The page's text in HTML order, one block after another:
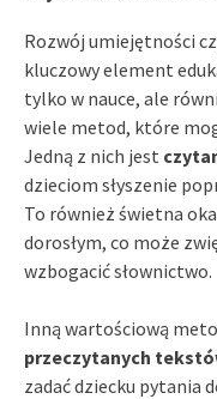
Rozwój umiejętności
kluczowy element
tylko w nauce, ale
wiele metod, które
Jedną z nich jest
dzieciom słyszenie
To również świetna
dorosłym, co może
wzbogacić słownictwo.
Inną wartościową
przeczytanych
zadać dziecku pytania